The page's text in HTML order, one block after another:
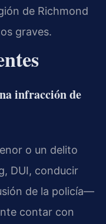
de Richmond
graves.
infracción de
o un delito
DUI, conducir
de la policía—
contar con